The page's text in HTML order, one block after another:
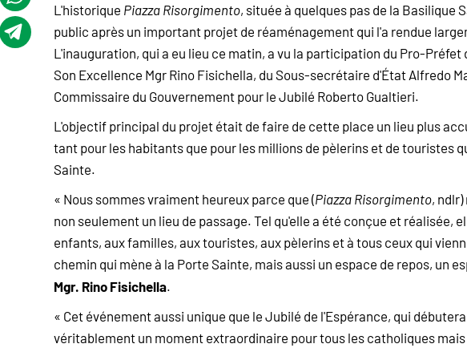
L'historique Piazza Risorgimento, située à quelques pas de la Basilique
public après un important projet de réaménagement qui l'a rendue
L'inauguration, qui a eu lieu ce matin, a vu la participation du Pro-
Son Excellence Mgr Rino Fisichella, du Sous-secrétaire d'État Alfredo
Commissaire du Gouvernement pour le Jubilé Roberto Gualtieri.
L'objectif principal du projet était de faire de cette place un lieu plus
tant pour les habitants que pour les millions de pèlerins et de touristes
Sainte.
« Nous sommes vraiment heureux parce que (Piazza Risorgimento,
non seulement un lieu de passage. Tel qu'elle a été conçue et réalisée,
enfants, aux familles, aux touristes, aux pèlerins et à tous ceux qui
chemin qui mène à la Porte Sainte, mais aussi un espace de repos, un
Mgr. Rino Fisichella.
« Cet événement aussi unique que le Jubilé de l'Espérance, qui
véritablement un moment extraordinaire pour tous les catholiques